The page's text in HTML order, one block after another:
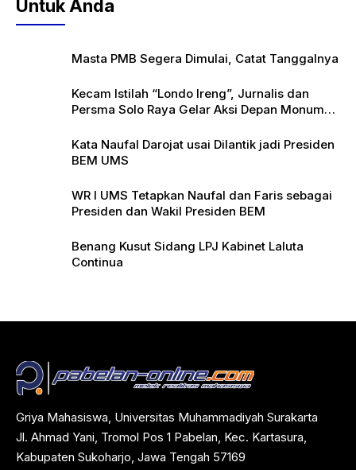
Untuk Anda
Masta PMB Segera Dimulai, Catat Tanggalnya
Kecam Istilah “Londo Ireng”, Jurnalis dan
Persma Solo Raya Gelar Aksi Depan Monumen
Kata Naufal Darojat usai Dilantik jadi Presiden
BEM UMS
WR I UMS Tetapkan Naufal dan Faris sebagai
Presiden dan Wakil Presiden BEM
Benang Kusut Sidang LPJ Kabinet Laluta
Continua
Griya Mahasiswa, Universitas Muhammadiyah Surakarta
Jl. Ahmad Yani, Tromol Pos 1 Pabelan, Kec. Kartasura,
Kabupaten Sukoharjo, Jawa Tengah 57169